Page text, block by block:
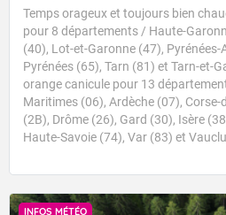
Temps orageux et toujours bien
pour 8 départements / Haute-
(40), Lot-et-Garonne (47),
Pyrénées (65), Tarn (81) et Tarn-et-
orange canicule pour 13
Maritimes (06), Ardèche (07), Corse-
(2B), Drôme (26), Gard (30), Isère
Haute-Savoie (74), Var (83) et
INFOS MÉTÉO